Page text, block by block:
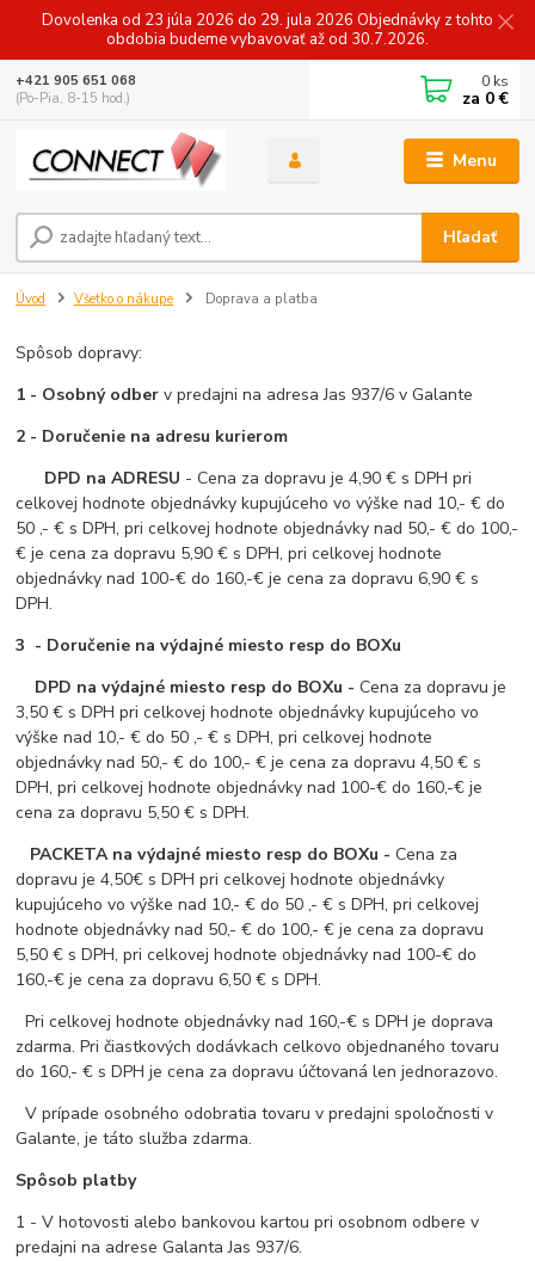
Dovolenka od 23 júla 2026 do 29. jula 2026 Objednávky z tohto
obdobia budeme vybavovať až od 30.7.2026.
Menu
Hľadať
+421 905 651 068
(Po-Pia, 8-15 hod.)
0 ks
za 0 €
Úvod Všetko o nákupe Doprava a platba
Spôsob dopravy:
1 - Osobný odber v predajni na adresa Jas 937/6 v Galante
2 - Doručenie na adresu kurierom
DPD na ADRESU - Cena za dopravu je 4,90 € s DPH pri
celkovej hodnote objednávky kupujúceho vo výške nad 10,- € do
50 ,- € s DPH, pri celkovej hodnote objednávky nad 50,- € do 100,-
€ je cena za dopravu 5,90 € s DPH, pri celkovej hodnote
objednávky nad 100-€ do 160,-€ je cena za dopravu 6,90 € s
DPH.
3 - Doručenie na výdajné miesto resp do BOXu
DPD na výdajné miesto resp do BOXu -Cena za dopravu je
3,50 € s DPH pri celkovej hodnote objednávky kupujúceho vo
výške nad 10,- € do 50 ,- € s DPH, pri celkovej hodnote
objednávky nad 50,- € do 100,- € je cena za dopravu 4,50 € s
DPH, pri celkovej hodnote objednávky nad 100-€ do 160,-€ je
cena za dopravu 5,50 € s DPH.
PACKETA na výdajné miesto resp do BOXu -Cena za
dopravu je 4,50€ s DPH pri celkovej hodnote objednávky
kupujúceho vo výške nad 10,- € do 50 ,- € s DPH, pri celkovej
hodnote objednávky nad 50,- € do 100,- € je cena za dopravu
5,50 € s DPH, pri celkovej hodnote objednávky nad 100-€ do
160,-€ je cena za dopravu 6,50 € s DPH.
Pri celkovej hodnote objednávky nad 160,-€ s DPH je doprava
zdarma. Pri čiastkových dodávkach celkovo objednaného tovaru
do 160,- € s DPH je cena za dopravu účtovaná len jednorazovo.
V prípade osobného odobratia tovaru v predajni spoločnosti v
Galante, je táto služba zdarma.
Spôsob platby
1 - V hotovosti alebo bankovou kartou pri osobnom odbere v
predajni na adrese Galanta Jas 937/6.